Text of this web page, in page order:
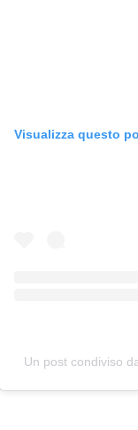
Visualizza questo
Un post condiviso